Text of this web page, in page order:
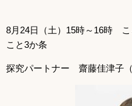
8月24日（土）15時～16時
こと3か条
探究パートナー 齋藤佳津子（